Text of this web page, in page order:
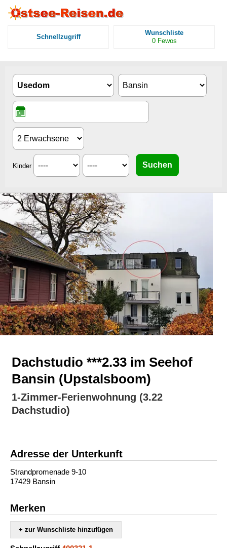
Schnellzugriff
Wunschliste
0 Fewos
Kinder
Dachstudio ***2.33 im Seehof
Bansin (Upstalsboom)
1-Zimmer-Ferienwohnung (3.22
Dachstudio)
Adresse der Unterkunft
Strandpromenade 9-10
17429 Bansin
Merken
+ zur Wunschliste hinzufügen